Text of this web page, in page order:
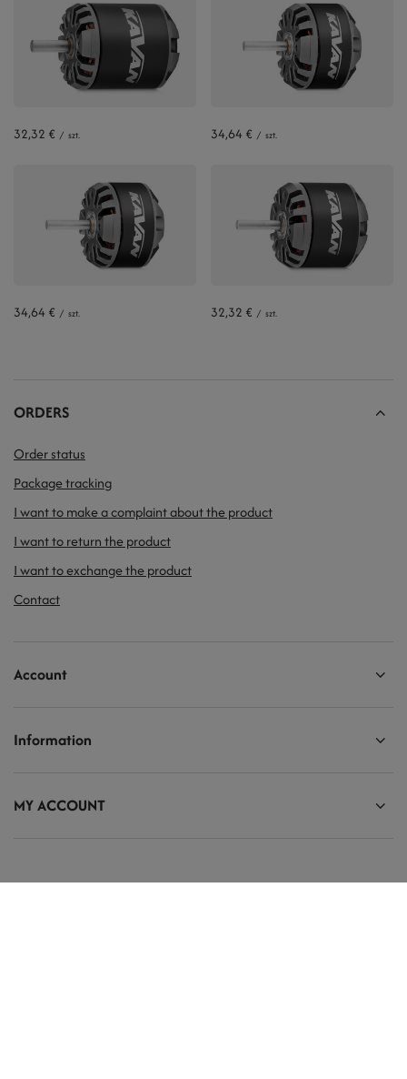
32,32 € / szt. 34,64 € / szt.
34,64 € / szt. 32,32 € / szt.
ORDERS
Order status
Package tracking
I want to make a complaint about the product
I want to return the product
I want to exchange the product
Contact
Account
Information
MY ACCOUNT